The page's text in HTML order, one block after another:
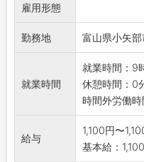
*難しい仕事
方でも安心し
ご応募くだ
雇用形態
勤務地 富山県小矢
就業時間
就業時間：9
休憩時間：0
時間外労働
給与
1,100円〜
基本給：